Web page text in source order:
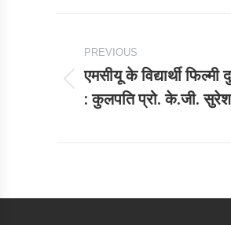
navigation
PREVIOUS
Previous
post:
एमसीयू के विद्यार्थी
: कुलपति प्रो. के.जी. सुरेश